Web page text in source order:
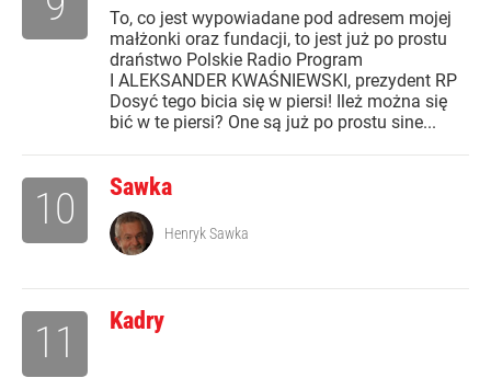
To, co jest wypowiadane pod adresem mojej
małżonki oraz fundacji, to jest już po prostu
draństwo Polskie Radio Program
I ALEKSANDER KWAŚNIEWSKI, prezydent RP
Dosyć tego bicia się w piersi! Ileż można się
bić w te piersi? One są już po prostu sine...
Sawka
10 Henryk Sawka
Kadry
11